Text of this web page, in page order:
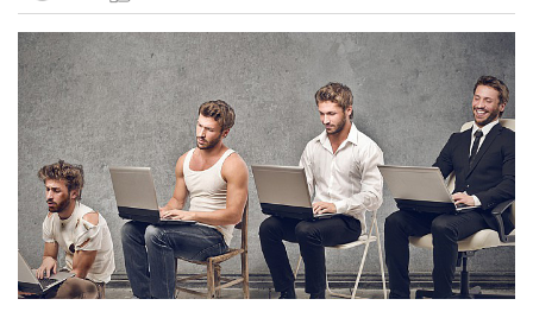
действия позволяют управлять сразу несколькими
элементами в аккаунте и существенно экономят наше
время. В статье мы рассмотрим инструменты Google,
которые подходят для решения таких задач.
Об инструментах массовых действий
в Яндекс.Директе я уже рассказывал. Для быстрого
и удобного создания […]